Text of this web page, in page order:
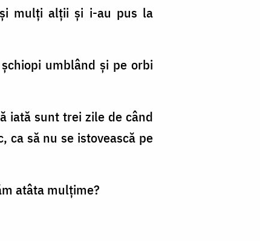
mulţi alţii şi i-au pus la
umblând şi pe orbi
iată sunt trei zile de când
ca să nu se istovească pe
atâta mulţime?